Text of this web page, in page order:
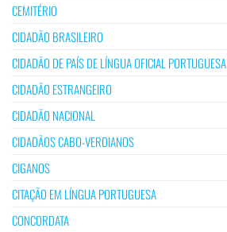
CEMITÉRIO
CIDADÃO BRASILEIRO
CIDADÃO DE PAÍS DE LÍNGUA OFICIAL PORTUGUESA
CIDADÃO ESTRANGEIRO
CIDADÃO NACIONAL
CIDADÃOS CABO-VERDIANOS
CIGANOS
CITAÇÃO EM LÍNGUA PORTUGUESA
CONCORDATA